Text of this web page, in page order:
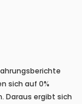
sich auf 0%
Daraus ergibt sich